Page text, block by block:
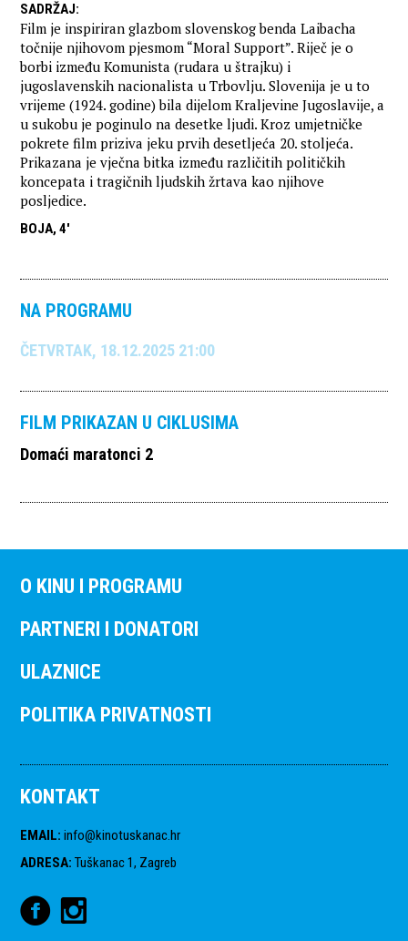
SADRŽAJ:
Film je inspiriran glazbom slovenskog benda Laibacha
točnije njihovom pjesmom “Moral Support”. Riječ je o
borbi između Komunista (rudara u štrajku) i
jugoslavenskih nacionalista u Trbovlju. Slovenija je u to
vrijeme (1924. godine) bila dijelom Kraljevine Jugoslavije, a
u sukobu je poginulo na desetke ljudi. Kroz umjetničke
pokrete film priziva jeku prvih desetljeća 20. stoljeća.
Prikazana je vječna bitka između različitih političkih
koncepata i tragičnih ljudskih žrtava kao njihove
posljedice.
BOJA, 4'
NA PROGRAMU
ČETVRTAK, 18.12.2025 21:00
FILM PRIKAZAN U CIKLUSIMA
Domaći maratonci 2
O KINU I PROGRAMU
PARTNERI I DONATORI
ULAZNICE
POLITIKA PRIVATNOSTI
KONTAKT
EMAIL: info@kinotuskanac.hr
ADRESA: Tuškanac 1, Zagreb